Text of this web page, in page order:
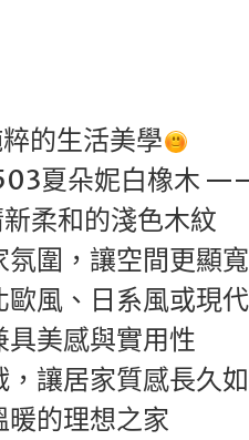
的生活美學
白橡木
淺色木紋
間更顯寬
或現代簡約
與實用性
質感長久如
想之家